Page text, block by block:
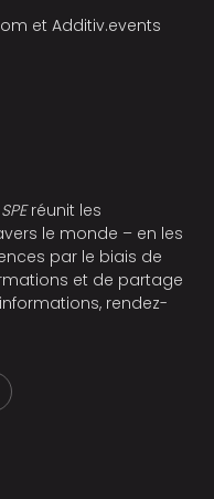
et Additiv.events
SPEréunit les
le monde – en les
par le biais de
et de partage
rendez-